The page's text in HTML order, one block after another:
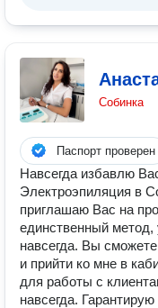
Собинка
Паспорт проверен
Навсегда избавлю
Электроэпиляция в
приглашаю Вас на
единственный
навсегда. Вы
и прийти ко мне в
для работы с
навсегда.